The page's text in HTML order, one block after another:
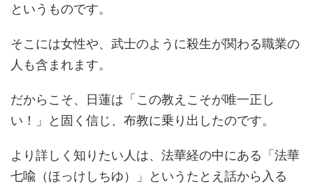
というものです。
そこには女性や、武士のように殺生が関わる職業の
人も含まれます。
だからこそ、日蓮は「この教えこそが唯一正し
い！」と固く信じ、布教に乗り出したのです。
より詳しく知りたい人は、法華経の中にある「法華
七喩（ほっけしちゆ）」というたとえ話から入る